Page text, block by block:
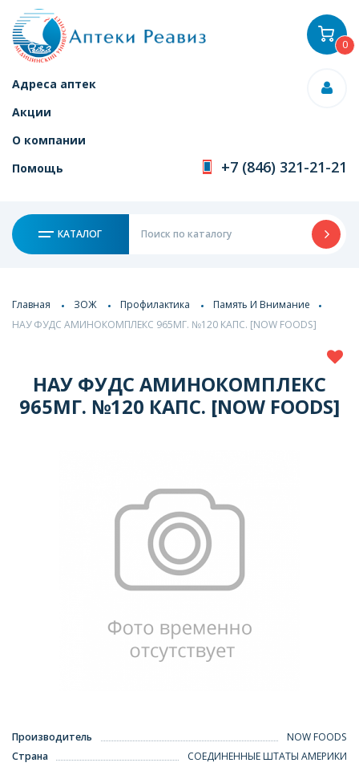
Адреса аптек
Акции
О компании
Помощь
+7 (846) 321-21-21
КАТАЛОГ
0
Главная ЗОЖ Профилактика
Память И Внимание
НАУ ФУДС АМИНОКОМПЛЕКС 965МГ. №120 КАПС. [NOW FOODS]
НАУ ФУДС АМИНОКОМПЛЕКС
965МГ. №120 КАПС. [NOW FOODS]
Производитель
NOW FOODS
Страна
СОЕДИНЕННЫЕ ШТАТЫ АМЕРИКИ